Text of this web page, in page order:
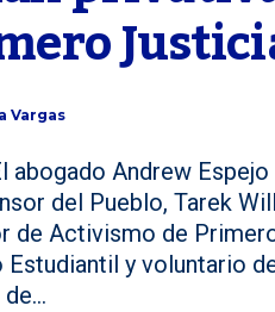
Vargas
abogado Andrew
del Pueblo, Tarek
de Activismo de
Estudiantil y voluntario